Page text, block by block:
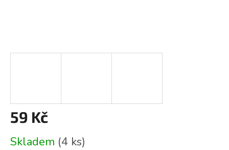
59 Kč
cena:
Skladem (4 ks)